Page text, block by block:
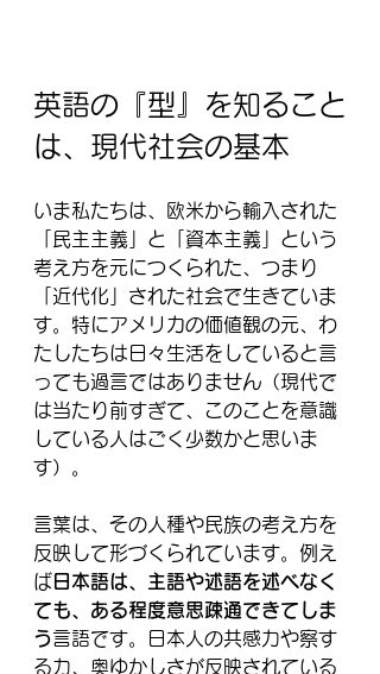
英語の『型』を知ること
は、現代社会の基本
いま私たちは、欧米から輸入された
「民主主義」と「資本主義」という
考え方を元につくられた、つまり
「近代化」された社会で生きていま
す。特にアメリカの価値観の元、わ
たしたちは日々生活をしていると言
っても過言ではありません（現代で
は当たり前すぎて、このことを意識
している人はごく少数かと思いま
す）。
言葉は、その人種や民族の考え方を
反映して形づくられています。例え
ば日本語は、主語や述語を述べなく
ても、ある程度意思疎通できてしま
う言語です。日本人の共感力や察す
る力、奥ゆかしさが反映されている